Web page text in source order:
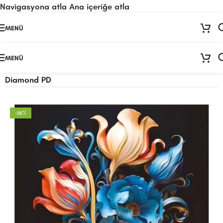
Navigasyona atla Ana içeriğe atla
🚨ÖNEMLİ DUYURU: Sektörel sezon çalışma takvimimiz nedeniyle24
MENÜ
MENÜ
Diamond PD
-25%